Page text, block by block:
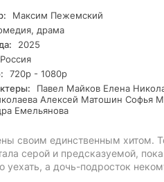
Максим Пежемский
драма
2025
Россия
720р - 1080р
Павел Майков Елена
Алексей Матошин Софья
Емельянова
своим единственным хитом.
серой и предсказуемой,
а дочь-подросток